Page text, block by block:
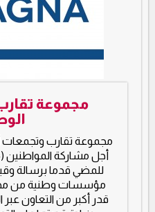
مجموعة
مجموعة تقارب وتجمعات
مؤسسات وطنية من
قدر أكبر من التعاون عبر